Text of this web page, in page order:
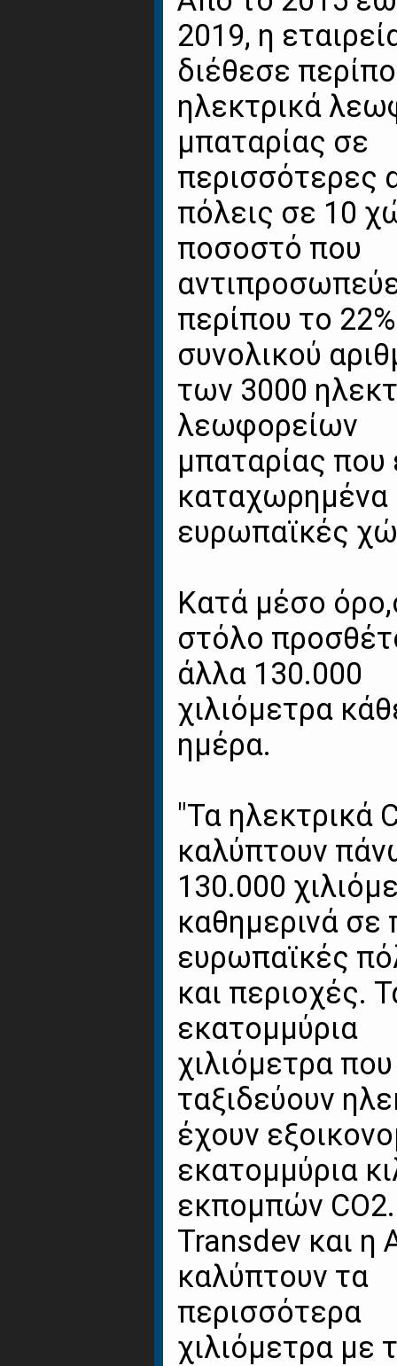
2019, η
διέθεσε
ηλεκτρικά
μπαταρίας σε
περισσότερες
πόλεις σε 10
ποσοστό που
περίπου το
συνολικού
των 3000
λεωφορείων
μπαταρίας που
καταχωρημένα
ευρωπαϊκές
Κατά μέσο
στόλο
άλλα 130.000
χιλιόμετρα
ημέρα.
"Τα ηλεκτρικά
καλύπτουν
130.000
καθημερινά σε
ευρωπαϊκές
και περιοχές.
εκατομμύρια
χιλιόμετρα που
ταξιδεύουν
έχουν
εκατομμύρια
εκπομπών
Transdev και η
καλύπτουν τα
περισσότερα
χιλιόμετρα με